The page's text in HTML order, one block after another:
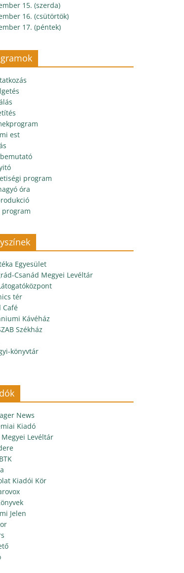
15. (szerda)
16. (csütörtök)
17. (péntek)
est
program
óra
program
Egyesület
Csanád Megyei Levéltár
tér
Café
Kávéház
Székház
könyvtár
News
Kiadó
Megyei Levéltár
Kiadói Kör
Jelen